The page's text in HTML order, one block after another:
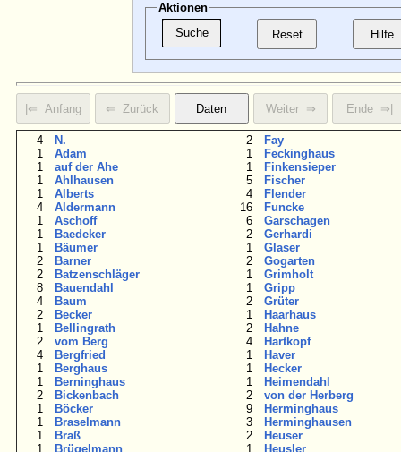
Aktionen
4
N.
1
Adam
1
auf der Ahe
1
Ahlhausen
1
Alberts
4
Aldermann
1
Aschoff
1
Baedeker
1
Bäumer
2
Barner
2
Batzenschläger
8
Bauendahl
4
Baum
2
Becker
1
Bellingrath
2
vom Berg
4
Bergfried
1
Berghaus
1
Berninghaus
2
Bickenbach
1
Böcker
1
Braselmann
1
Braß
1
Brügelmann
2
Fay
1
Feckinghaus
1
Finkensieper
5
Fischer
4
Flender
16
Funcke
6
Garschagen
2
Gerhardi
1
Glaser
2
Gogarten
1
Grimholt
1
Gripp
2
Grüter
1
Haarhaus
2
Hahne
4
Hartkopf
1
Haver
1
Hecker
1
Heimendahl
2
von der Herberg
9
Herminghaus
3
Herminghausen
2
Heuser
1
Heusler